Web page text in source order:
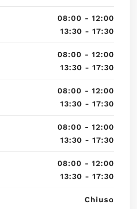
08:00 - 12:00
13:30 - 17:30
08:00 - 12:00
13:30 - 17:30
08:00 - 12:00
13:30 - 17:30
08:00 - 12:00
13:30 - 17:30
08:00 - 12:00
13:30 - 17:30
Chiuso